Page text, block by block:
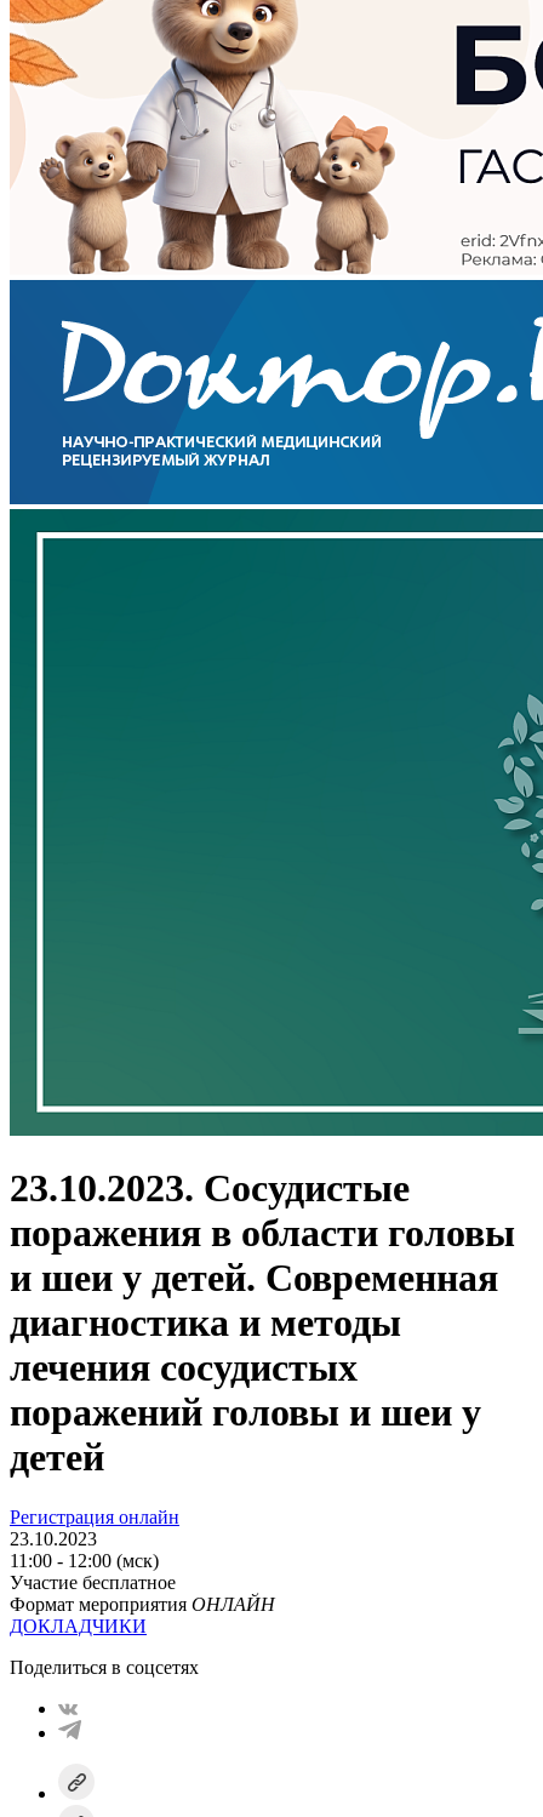
23.10.2023. Сосудистые
поражения в области головы
и шеи у детей. Современная
диагностика и методы
лечения сосудистых
поражений головы и шеи у
детей
Регистрация онлайн
23.10.2023
11:00 - 12:00 (мск)
Участие бесплатное
Формат мероприятия ОНЛАЙН
ДОКЛАДЧИКИ
Поделиться в соцсетях